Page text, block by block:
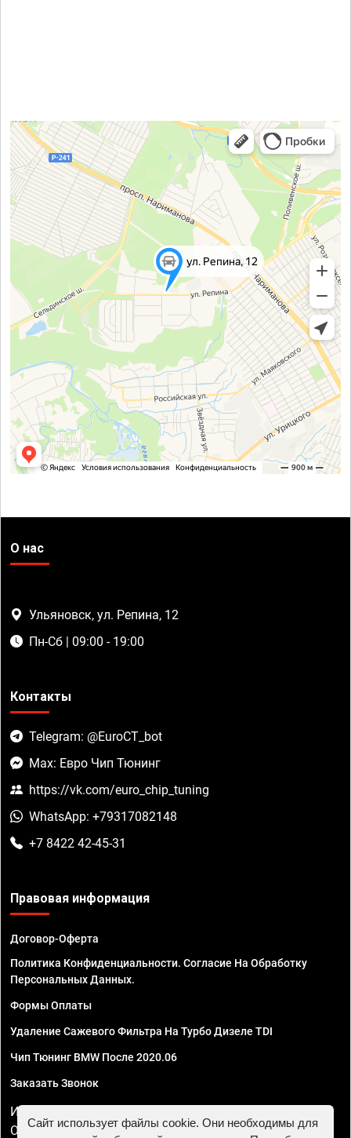
О нас
Ульяновск, ул. Репина, 12
Пн-Сб | 09:00 - 19:00
Контакты
Telegram: @EuroCT_bot
Max: Евро Чип Тюнинг
https://vk.com/euro_chip_tuning
WhatsApp: +79317082148
+7 8422 42-45-31
Правовая информация
Договор-Оферта
Политика Конфиденциальности. Согласие На Обработку
Персональных Данных.
Формы Оплаты
Удаление Сажевого Фильтра На Турбо Дизеле TDI
Чип Тюнинг BMW После 2020.06
Заказать Звонок
ИП Смирнов Георгий Павлович. ИНН 781302555843,
ОГРНИП 324470400032610
Сайт использует файлы cookie. Они необходимы для